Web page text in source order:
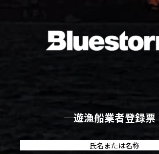
―― 遊漁船業者登録票 ――
氏名または名称